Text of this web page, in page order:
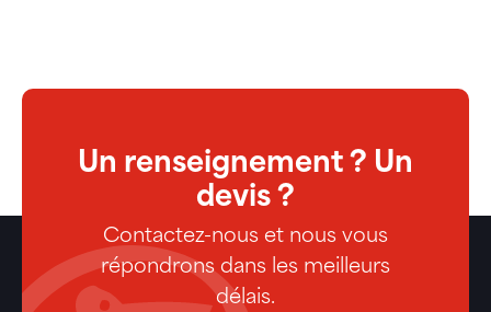
Un renseignement ? Un
devis ?
Contactez-nous et nous vous
répondrons dans les meilleurs
délais.